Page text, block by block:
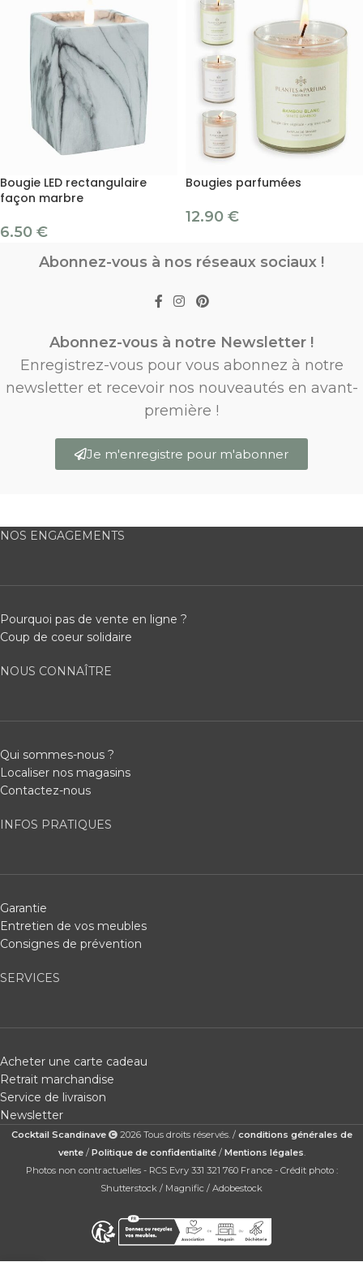
Bougie LED rectangulaire
façon marbre
6.50 €
Bougies parfumées
12.90 €
Abonnez-vous à nos réseaux sociaux !
Abonnez-vous à notre Newsletter !
Enregistrez-vous pour vous abonnez à notre
newsletter et recevoir nos nouveautés en avant-
première !
Je m'enregistre pour m'abonner
NOS ENGAGEMENTS
Pourquoi pas de vente en ligne ?
Coup de coeur solidaire
NOUS CONNAÎTRE
Qui sommes-nous ?
Localiser nos magasins
Contactez-nous
INFOS PRATIQUES
Garantie
Entretien de vos meubles
Consignes de prévention
SERVICES
Acheter une carte cadeau
Retrait marchandise
Service de livraison
Newsletter
Cocktail Scandinave 2026 Tous droits réservés. / conditions générales de
vente/ Politique de confidentialité/ Mentions légales.
Photos non contractuelles - RCS Evry 331 321 760 France - Crédit photo :
Shutterstock / Magnific / Adobestock